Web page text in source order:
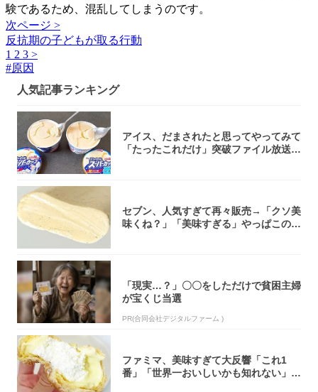
験であるため、混乱してしまうのです。
次ページ >
反抗期の子どもが取る行動
1 2 3 >
#原因
人気記事ランキング
アイス、だまされたと思ってやってみて
「たったこれだけ」突破ファイル放送で
セブン、人気すぎて再々販売→「クソ美
味くね？」「美味すぎる」やっぱこのク
「現実…？」〇〇をしただけで貧困主婦
が宝くじ当選
PR(合同会社デジタルファーム )
ファミマ、美味すぎて大反響「これ1
番」「世界一おいしいかも知れない」